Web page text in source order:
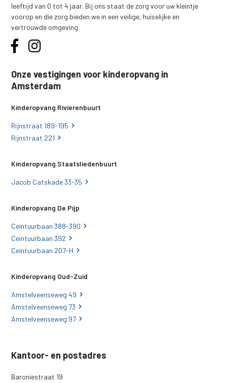
leeftijd van 0 tot 4 jaar. Bij ons staat de zorg voor uw kleintje
voorop en die zorg bieden we in een veilige, huiselijke en
vertrouwde omgeving.
Onze vestigingen voor kinderopvang in
Amsterdam
Kinderopvang Rivierenbuurt
Rijnstraat 189-195
Rijnstraat 221
Kinderopvang Staatsliedenbuurt
Jacob Catskade 33-35
Kinderopvang De Pijp
Ceintuurbaan 388-390
Ceintuurbaan 392
Ceintuurbaan 207-H
Kinderopvang Oud-Zuid
Amstelveenseweg 49
Amstelveenseweg 73
Amstelveenseweg 97
Kantoor- en postadres
Baroniestraat 19